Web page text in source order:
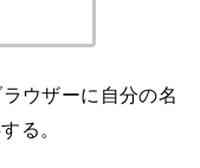
ウザーに自分の名
る。